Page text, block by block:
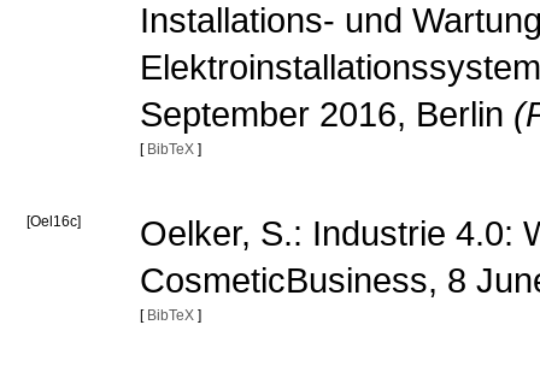
Installations- und
September 2016, Berlin
[ BibTeX ]
[Oel16c]
Oelker, S.: Industrie 4.0:
CosmeticBusiness, 8
[ BibTeX ]